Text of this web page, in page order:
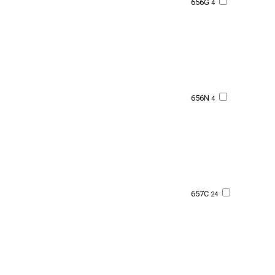
656G 4
656N 4
657C 24